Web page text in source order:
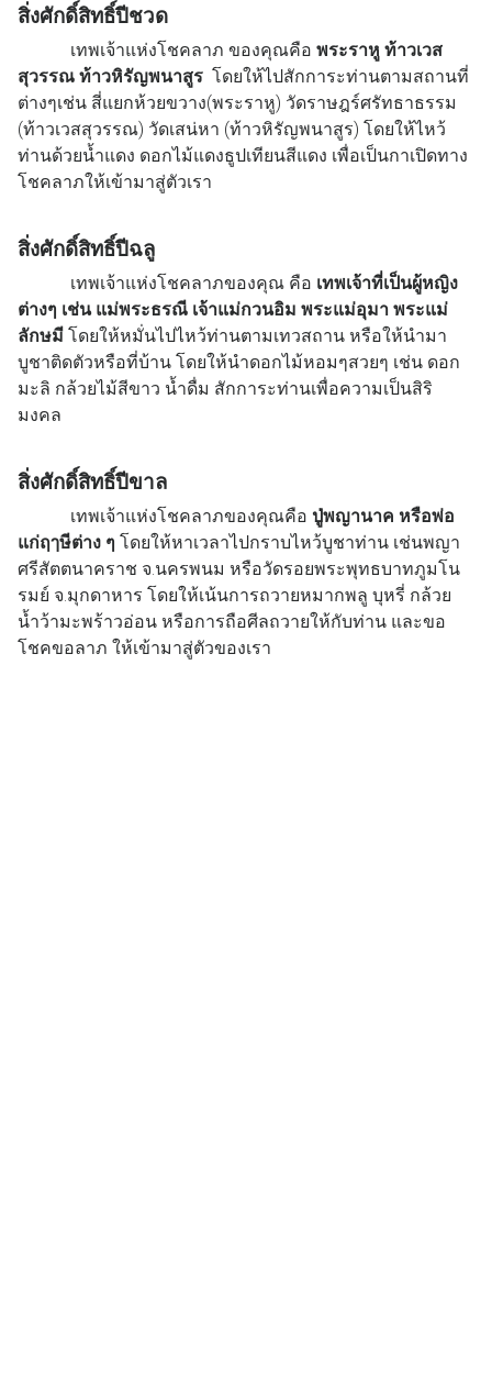
สิ่งศักดิ์สิทธิ์ปีชวด
เทพเจ้าแห่งโชคลาภ ของคุณคือ พระราหู ท้าวเวส
สุวรรณ ท้าวหิรัญพนาสูร โดยให้ไปสักการะท่านตามสถานที่
ต่างๆเช่น สี่แยกห้วยขวาง(พระราหู) วัดราษฎร์ศรัทธาธรรม
(ท้าวเวสสุวรรณ) วัดเสน่หา (ท้าวหิรัญพนาสูร) โดยให้ไหว้
ท่านด้วยน้ำแดง ดอกไม้แดงธูปเทียนสีแดง เพื่อเป็นกาเปิดทาง
โชคลาภให้เข้ามาสู่ตัวเรา
สิ่งศักดิ์สิทธิ์ปีฉลู
เทพเจ้าแห่งโชคลาภของคุณ คือ เทพเจ้าที่เป็นผู้หญิง
ต่างๆ เช่น แม่พระธรณี เจ้าแม่กวนอิม พระแม่อุมา พระแม่
ลักษมี โดยให้หมั่นไปไหว้ท่านตามเทวสถาน หรือให้นำมา
บูชาติดตัวหรือที่บ้าน โดยให้นำดอกไม้หอมๆสวยๆ เช่น ดอก
มะลิ กล้วยไม้สีขาว น้ำดื่ม สักการะท่านเพื่อความเป็นสิริ
มงคล
สิ่งศักดิ์สิทธิ์ปีขาล
เทพเจ้าแห่งโชคลาภของคุณคือ ปู่พญานาค หรือพ่อ
แก่ฤๅษีต่าง ๆ โดยให้หาเวลาไปกราบไหว้บูชาท่าน เช่นพญา
ศรีสัตตนาคราช จ.นครพนม หรือวัดรอยพระพุทธบาทภูมโน
รมย์ จ.มุกดาหาร โดยให้เน้นการถวายหมากพลู บุหรี่ กล้วย
น้ำว้ามะพร้าวอ่อน หรือการถือศีลถวายให้กับท่าน และขอ
โชคขอลาภ ให้เข้ามาสู่ตัวของเรา